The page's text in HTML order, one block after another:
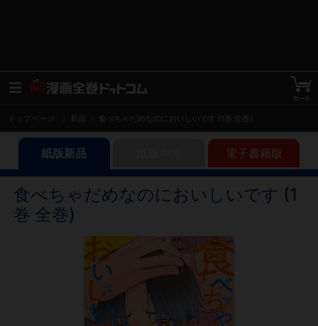
トップページ 食べちゃだめなのにおいしいです (1巻 全巻)
紙版新品 電子書籍版
食べちゃだめなのにおいしいです (1
巻 全巻)